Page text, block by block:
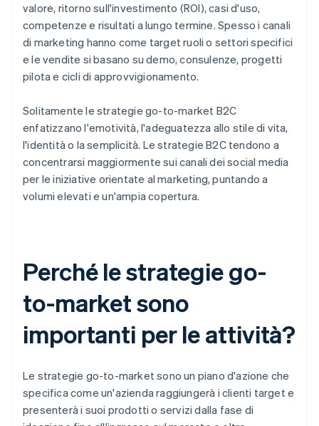
valore, ritorno sull'investimento (ROI), casi d'uso,
competenze e risultati a lungo termine. Spesso i canali
di marketing hanno come target ruoli o settori specifici
e le vendite si basano su demo, consulenze, progetti
pilota e cicli di approvvigionamento.
Solitamente le strategie go-to-market B2C
enfatizzano l'emotività, l'adeguatezza allo stile di vita,
l'identità o la semplicità. Le strategie B2C tendono a
concentrarsi maggiormente sui canali dei social media
per le iniziative orientate al marketing, puntando a
volumi elevati e un'ampia copertura.
Perché le strategie go-
to-market sono
importanti per le attività?
Le strategie go-to-market sono un piano d'azione che
specifica come un'azienda raggiungerà i clienti target e
presenterà i suoi prodotti o servizi dalla fase di